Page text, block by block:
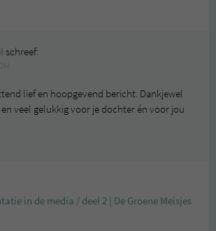
schreef:
lief en hoopgevend bericht. Dankjewel
veel gelukkig voor je dochter én voor jou
in de media / deel 2 | De Groene Meisjes